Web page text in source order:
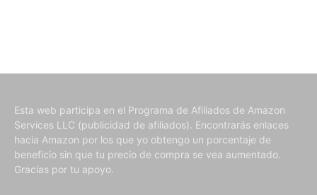
Esta web participa en el Programa de Afiliados de Amazon
Services LLC (publicidad de afiliados). Encontrarás enlaces
hacia Amazon por los que yo obtengo un porcentaje de
beneficio sin que tu precio de compra se vea aumentado.
Gracias por tu apoyo.